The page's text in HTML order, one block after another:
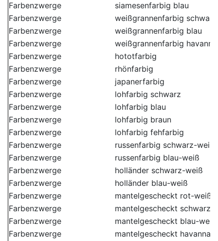
Farbenzwerge
siamesenfarbig blau
Farbenzwerge
weißgrannenfarbig schwarz
Farbenzwerge
weißgrannenfarbig blau
Farbenzwerge
weißgrannenfarbig
Farbenzwerge
hototfarbig
Farbenzwerge
rhönfarbig
Farbenzwerge
japanerfarbig
Farbenzwerge
lohfarbig schwarz
Farbenzwerge
lohfarbig blau
Farbenzwerge
lohfarbig braun
Farbenzwerge
lohfarbig fehfarbig
Farbenzwerge
russenfarbig schwarz-weiß
Farbenzwerge
russenfarbig blau-weiß
Farbenzwerge
holländer schwarz-weiß
Farbenzwerge
holländer blau-weiß
Farbenzwerge
mantelgescheckt rot-weiß
Farbenzwerge
mantelgescheckt schwarz-
Farbenzwerge
mantelgescheckt blau-weiß
Farbenzwerge
mantelgescheckt havanna-